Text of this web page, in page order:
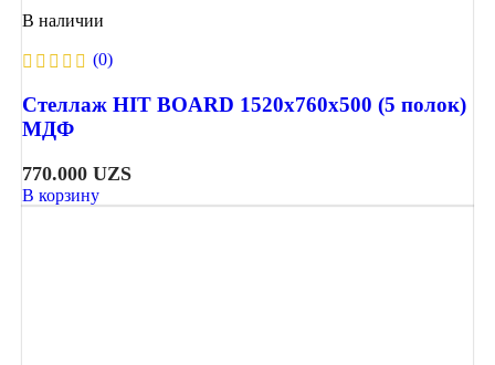
В наличии
(0)
Стеллаж HIT BOARD 1520х760х500 (5 полок)
МДФ
770.000 UZS
В корзину